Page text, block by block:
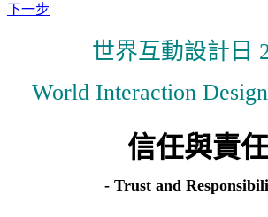
下一步
世界互動設計日
World Interaction
信任與責任
- Trust and